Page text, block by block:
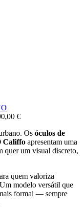
€
Os óculos de
Califfo apresentam uma
quer um visual discreto,
quem valoriza
modelo versátil que
formal — sempre